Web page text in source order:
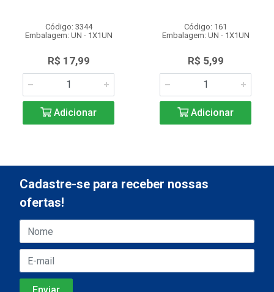
Código: 3344
Embalagem: UN - 1X1UN
R$ 17,99
Adicionar
Código: 161
Embalagem: UN - 1X1UN
R$ 5,99
Adicionar
Cadastre-se para receber nossas
ofertas!